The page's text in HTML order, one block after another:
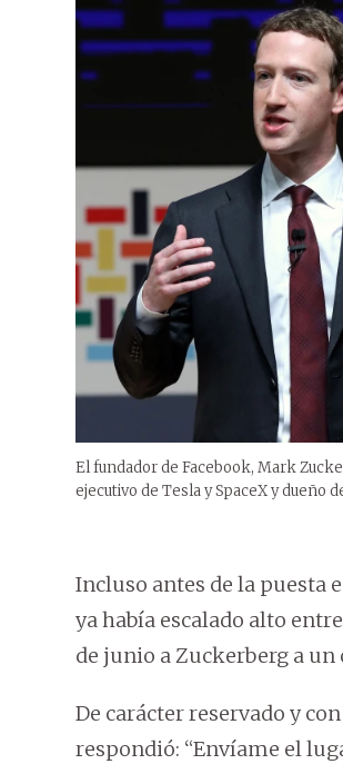
El fundador de Facebook, Mark
ejecutivo de Tesla y SpaceX y dueño
Incluso antes de la puesta
ya había escalado alto
de junio a Zuckerberg a un
De carácter reservado y
respondió: “Envíame el